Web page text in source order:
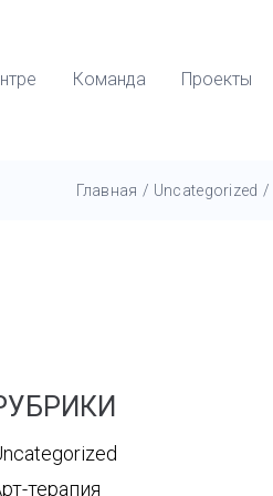
Команда Проекты
Главная / Uncategorized /
терапия